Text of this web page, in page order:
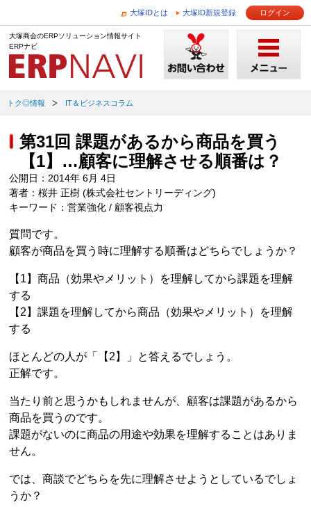
大塚IDとは 大塚ID新規登録 ログイン
大塚商会のERPソリューション情報サイト
ERPナビ
トク◎情報 IT＆ビジネスコラム
第31回 課題があるから商品を買う
【1】…顧客に理解させる順番は？
公開日：2014年 6月 4日
著者：桜井 正樹 (株式会社セントリーディング)
キーワード：営業強化 / 顧客視点力
質問です。
顧客が商品を買う時に理解する順番はどちらでしょうか？
【1】商品（効果やメリット）を理解してから課題を理解
する
【2】課題を理解してから商品（効果やメリット）を理解
する
ほとんどの人が「【2】」と答えるでしょう。
正解です。
当たり前と思うかもしれませんが、顧客は課題があるから
商品を買うのです。
課題がないのに商品の用途や効果を理解することはありま
せん。
では、商談でどちらを先に理解させようとしているでしょ
うか？